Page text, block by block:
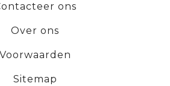
ons
Over ons
Voorwaarden
Sitemap